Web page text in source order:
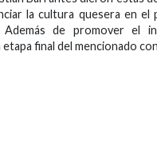
la cultura quesera en el
Además de promover el
final del mencionado